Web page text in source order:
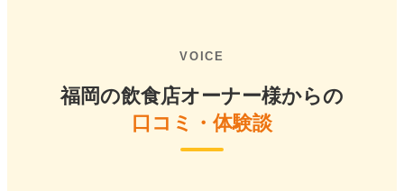
VOICE
福岡の飲食店オーナー様からの
口コミ・体験談